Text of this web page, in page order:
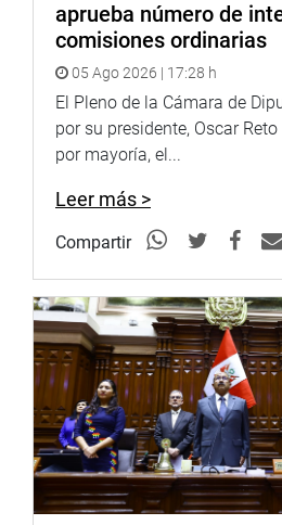
aprueba número de
comisiones ordinarias
05 Ago 2026 | 17:28 h
El Pleno de la Cámara de
por su presidente, Oscar
por mayoría, el...
Leer más >
Compartir